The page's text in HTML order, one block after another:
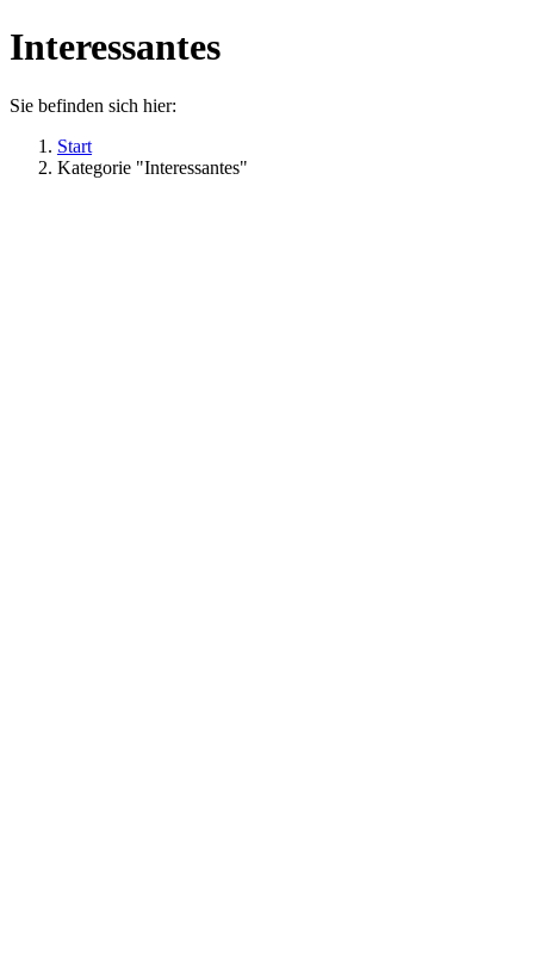
Interessantes
Sie befinden sich hier:
Start
Kategorie "Interessantes"